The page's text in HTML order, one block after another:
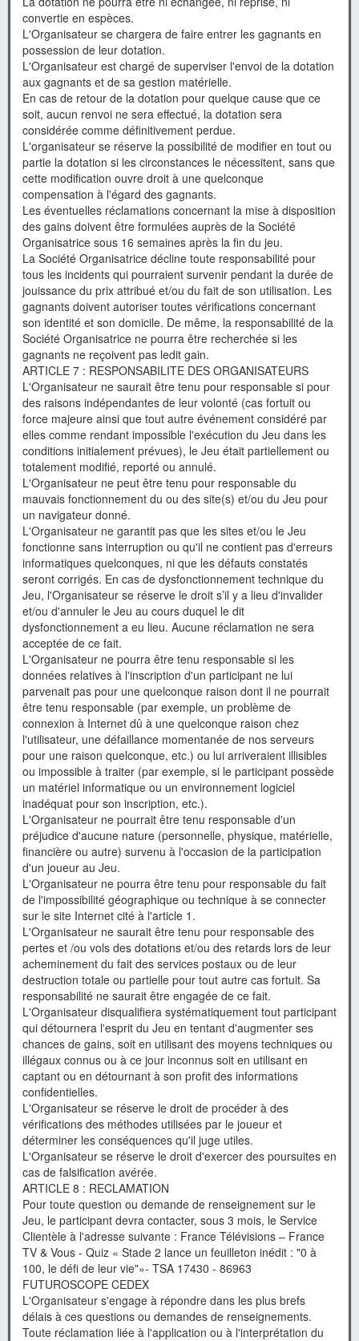
convertie en espèces.
L'Organisateur se chargera de faire entrer les gagnants en
possession de leur dotation.
L'Organisateur est chargé de superviser l'envoi de la dotation
aux gagnants et de sa gestion matérielle.
En cas de retour de la dotation pour quelque cause que ce
soit, aucun renvoi ne sera effectué, la dotation sera
considérée comme définitivement perdue.
L'organisateur se réserve la possibilité de modifier en tout ou
partie la dotation si les circonstances le nécessitent, sans que
cette modification ouvre droit à une quelconque
compensation à l'égard des gagnants.
Les éventuelles réclamations concernant la mise à disposition
des gains doivent être formulées auprès de la Société
Organisatrice sous 16 semaines après la fin du jeu.
La Société Organisatrice décline toute responsabilité pour
tous les incidents qui pourraient survenir pendant la durée de
jouissance du prix attribué et/ou du fait de son utilisation. Les
gagnants doivent autoriser toutes vérifications concernant
son identité et son domicile. De même, la responsabilité de la
Société Organisatrice ne pourra être recherchée si les
gagnants ne reçoivent pas ledit gain.
ARTICLE 7 : RESPONSABILITE DES ORGANISATEURS
L'Organisateur ne saurait être tenu pour responsable si pour
des raisons indépendantes de leur volonté (cas fortuit ou
force majeure ainsi que tout autre événement considéré par
elles comme rendant impossible l'exécution du Jeu dans les
conditions initialement prévues), le Jeu était partiellement ou
totalement modifié, reporté ou annulé.
L'Organisateur ne peut être tenu pour responsable du
mauvais fonctionnement du ou des site(s) et/ou du Jeu pour
un navigateur donné.
L'Organisateur ne garantit pas que les sites et/ou le Jeu
fonctionne sans interruption ou qu'il ne contient pas d'erreurs
informatiques quelconques, ni que les défauts constatés
seront corrigés. En cas de dysfonctionnement technique du
Jeu, l'Organisateur se réserve le droit s’il y a lieu d'invalider
et/ou d'annuler le Jeu au cours duquel le dit
dysfonctionnement a eu lieu. Aucune réclamation ne sera
acceptée de ce fait.
L'Organisateur ne pourra être tenu responsable si les
données relatives à l'inscription d'un participant ne lui
parvenait pas pour une quelconque raison dont il ne pourrait
être tenu responsable (par exemple, un problème de
connexion à Internet dû à une quelconque raison chez
l'utilisateur, une défaillance momentanée de nos serveurs
pour une raison quelconque, etc.) ou lui arriveraient illisibles
ou impossible à traiter (par exemple, si le participant possède
un matériel informatique ou un environnement logiciel
inadéquat pour son inscription, etc.).
L'Organisateur ne pourrait être tenu responsable d'un
préjudice d'aucune nature (personnelle, physique, matérielle,
financière ou autre) survenu à l'occasion de la participation
d'un joueur au Jeu.
L'Organisateur ne pourra être tenu pour responsable du fait
de l'impossibilité géographique ou technique à se connecter
sur le site Internet cité à l'article 1.
L'Organisateur ne saurait être tenu pour responsable des
pertes et /ou vols des dotations et/ou des retards lors de leur
acheminement du fait des services postaux ou de leur
destruction totale ou partielle pour tout autre cas fortuit. Sa
responsabilité ne saurait être engagée de ce fait.
L'Organisateur disqualifiera systématiquement tout participant
qui détournera l'esprit du Jeu en tentant d'augmenter ses
chances de gains, soit en utilisant des moyens techniques ou
illégaux connus ou à ce jour inconnus soit en utilisant en
captant ou en détournant à son profit des informations
confidentielles.
L'Organisateur se réserve le droit de procéder à des
vérifications des méthodes utilisées par le joueur et
déterminer les conséquences qu'il juge utiles.
L'Organisateur se réserve le droit d'exercer des poursuites en
cas de falsification avérée.
ARTICLE 8 : RECLAMATION
Pour toute question ou demande de renseignement sur le
Jeu, le participant devra contacter, sous 3 mois, le Service
Clientèle à l'adresse suivante : France Télévisions – France
TV & Vous - Quiz « Stade 2 lance un feuilleton inédit : "0 à
100, le défi de leur vie"»- TSA 17430 - 86963
FUTUROSCOPE CEDEX
L'Organisateur s'engage à répondre dans les plus brefs
délais à ces questions ou demandes de renseignements.
Toute réclamation liée à l'application ou à l'interprétation du